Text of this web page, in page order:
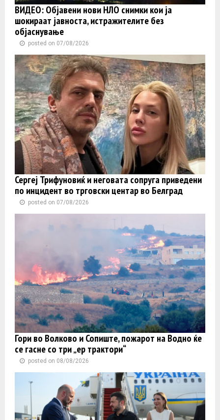
ВИДЕО: Објавени нови НЛО снимки кои ја
шокираат јавноста, истражителите без
објаснување
posted on 07/08/2026
Сергеј Трифуновиќ и неговата сопруга приведени
по инцидент во трговски центар во Белград
posted on 07/08/2026
Гори во Волково и Сопиште, пожарот на Водно ќе
се гасне со три „ер трактори“
posted on 08/08/2026